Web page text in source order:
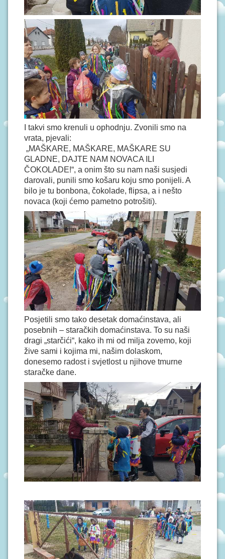
I takvi smo krenuli u ophodnju. Zvonili smo na
vrata, pjevali:
„MAŠKARE, MAŠKARE, MAŠKARE SU
GLADNE, DAJTE NAM NOVACA ILI
ČOKOLADE!“, a onim što su nam naši susjedi
darovali, punili smo košaru koju smo ponijeli. A
bilo je tu bonbona, čokolade, flipsa, a i nešto
novaca (koji ćemo pametno potrošiti).
Posjetili smo tako desetak domaćinstava, ali
posebnih – staračkih domaćinstava. To su naši
dragi „starčići“, kako ih mi od milja zovemo, koji
žive sami i kojima mi, našim dolaskom,
donesemo radost i svjetlost u njihove tmurne
staračke dane.